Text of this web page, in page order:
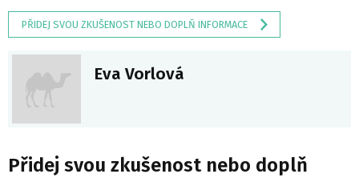
PŘIDEJ SVOU ZKUŠENOST NEBO DOPLŇ INFORMACE
Eva Vorlová
Přidej svou zkušenost nebo doplň